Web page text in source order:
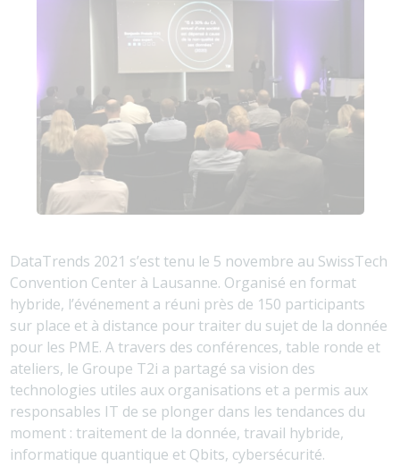
DataTrends 2021 s’est tenu le 5 novembre au SwissTech
Convention Center à Lausanne. Organisé en format
hybride, l’événement a réuni près de 150 participants
sur place et à distance pour traiter du sujet de la donnée
pour les PME. A travers des conférences, table ronde et
ateliers, le Groupe T2i a partagé sa vision des
technologies utiles aux organisations et a permis aux
responsables IT de se plonger dans les tendances du
moment : traitement de la donnée, travail hybride,
informatique quantique et Qbits, cybersécurité.